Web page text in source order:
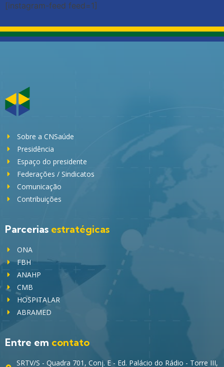
[instagram-feed feed=1]
Sobre a CNSaúde
Presidência
Espaço do presidente
Federações / Sindicatos
Comunicação
Contribuições
Parcerias estratégicas
ONA
FBH
ANAHP
CMB
HOSPITALAR
ABRAMED
Entre em contato
SRTV/S - Quadra 701, Conj. E - Ed. Palácio do Rádio - Torre III,